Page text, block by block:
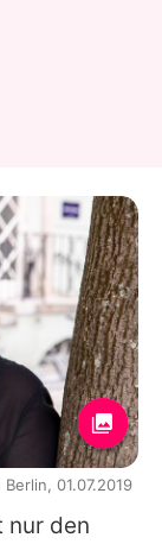
nur den
01.07.2019